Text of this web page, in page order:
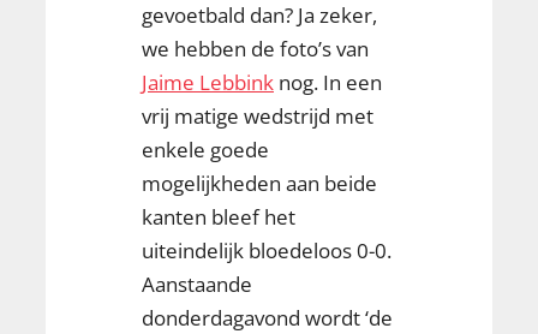
gevoetbald dan? Ja zeker,
we hebben de foto’s van
Jaime Lebbinknog. In een
vrij matige wedstrijd met
enkele goede
mogelijkheden aan beide
kanten bleef het
uiteindelijk bloedeloos 0-0.
Aanstaande
donderdagavond wordt ‘de